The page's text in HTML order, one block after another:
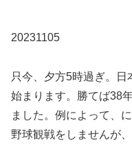
20231105
只今、夕方5時過ぎ。日
始まります。勝てば38
ました。例によって、
野球観戦をしませんが